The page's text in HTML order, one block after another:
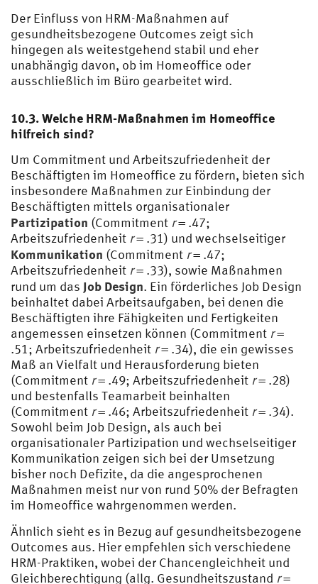
Der Einfluss von HRM-Maßnahmen auf
gesundheitsbezogene Outcomes zeigt sich
hingegen als weitestgehend stabil und eher
unabhängig davon, ob im Homeoffice oder
ausschließlich im Büro gearbeitet wird.
10.3. Welche HRM-Maßnahmen im Homeoffice
hilfreich sind?
Um Commitment und Arbeitszufriedenheit der
Beschäftigten im Homeoffice zu fördern, bieten sich
insbesondere Maßnahmen zur Einbindung der
Beschäftigten mittels organisationaler
Partizipation (Commitment r= .47;
Arbeitszufriedenheit r= .31) und wechselseitiger
Kommunikation (Commitment r= .47;
Arbeitszufriedenheit r= .33), sowie Maßnahmen
rund um das Job Design. Ein förderliches Job Design
beinhaltet dabei Arbeitsaufgaben, bei denen die
Beschäftigten ihre Fähigkeiten und Fertigkeiten
angemessen einsetzen können (Commitment r=
.51; Arbeitszufriedenheit r= .34), die ein gewisses
Maß an Vielfalt und Herausforderung bieten
(Commitment r= .49; Arbeitszufriedenheit r= .28)
und bestenfalls Teamarbeit beinhalten
(Commitment r= .46; Arbeitszufriedenheit r= .34).
Sowohl beim Job Design, als auch bei
organisationaler Partizipation und wechselseitiger
Kommunikation zeigen sich bei der Umsetzung
bisher noch Defizite, da die angesprochenen
Maßnahmen meist nur von rund 50% der Befragten
im Homeoffice wahrgenommen werden.
Ähnlich sieht es in Bezug auf gesundheitsbezogene
Outcomes aus. Hier empfehlen sich verschiedene
HRM-Praktiken, wobei der Chancengleichheit und
Gleichberechtigung (allg. Gesundheitszustand r=